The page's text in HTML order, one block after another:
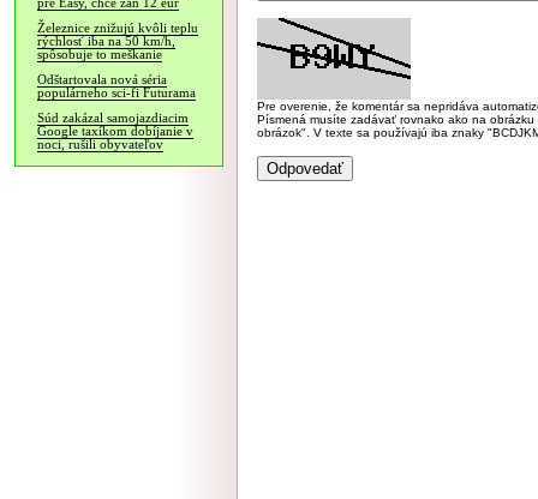
pre Easy, chce zaň 12 eur
Železnice znižujú kvôli teplu
rýchlosť iba na 50 km/h,
spôsobuje to meškanie
Odštartovala nová séria
populárneho sci-fi Futurama
Súd zakázal samojazdiacim
Google taxíkom dobíjanie v
noci, rušili obyvateľov
Pre overenie, že komentár sa nepridáva
Písmená musíte zadávať rovnako ako na
obrázok". V texte sa používajú iba znaky